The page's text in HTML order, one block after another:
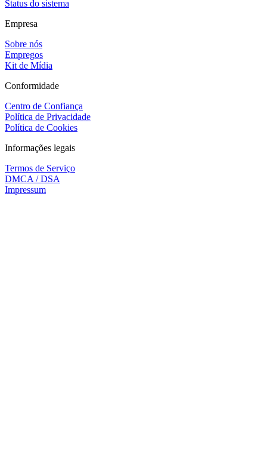
Status do sistema
Empresa
Sobre nós
Empregos
Kit de Mídia
Conformidade
Centro de Confiança
Política de Privacidade
Política de Cookies
Informações legais
Termos de Serviço
DMCA / DSA
Impressum